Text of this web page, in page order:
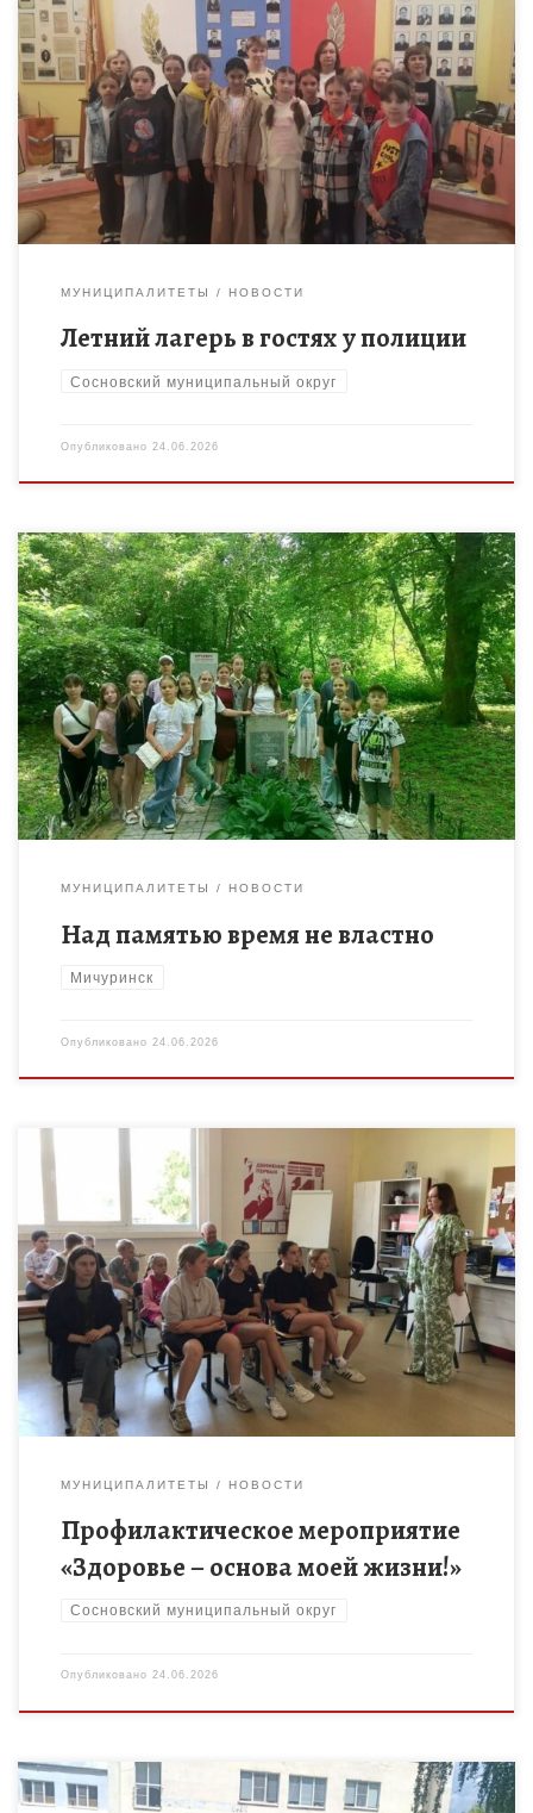
Ребята, посещающие Сосновский школьный лагерь «Краски
детства», вместе с руководителем МОП «Подросток и
общество» Е.В. Ожогиной побывали на экскурсии в полиции.
Что же там было: О […]
МУНИЦИПАЛИТЕТЫ НОВОСТИ
Летний лагерь в гостях у полиции
Сосновский муниципальный округ
Опубликовано 24.06.2026
Мы чтим память героев войны в нашей стране. Их имена
носят улицы, площади, заводы, пароходы, планеры…
Обелиски и памятники им установлены в городах и селах. […]
МУНИЦИПАЛИТЕТЫ НОВОСТИ
Над памятью время не властно
Мичуринск
Опубликовано 24.06.2026
23 июня 2026 года, в рамках месячника антинаркотической
направленности и популяризации здорового образа жизни,
для ребят, посещающих спортивный лагерь, было проведено
профилактическое мероприятие «Здоровье – […]
МУНИЦИПАЛИТЕТЫ НОВОСТИ
Профилактическое мероприятие
«Здоровье – основа моей жизни!»
Сосновский муниципальный округ
Опубликовано 24.06.2026